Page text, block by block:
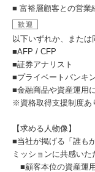
■ 富裕層顧客との営業
歓迎
以下いずれか、また
■AFP / CFP
■証券アナリスト
■プライベートバンキ
■金融商品や資産運用
※資格取得支援制度あ
【求める人物像】
■当社が掲げる「誰も
ミッションに共感いた
■顧客本位の資産運